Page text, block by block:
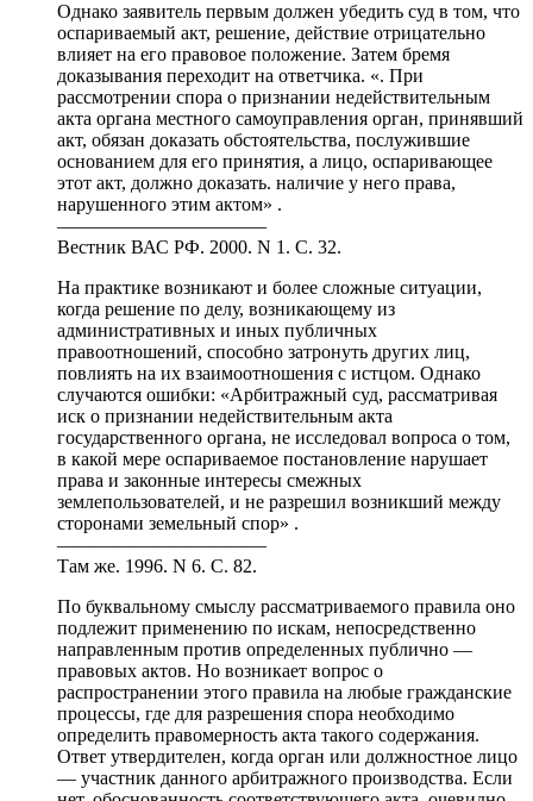
Однако заявитель первым должен убедить суд в том, что
оспариваемый акт, решение, действие отрицательно
влияет на его правовое положение. Затем бремя
доказывания переходит на ответчика. «. При
рассмотрении спора о признании недействительным
акта органа местного самоуправления орган, принявший
акт, обязан доказать обстоятельства, послужившие
основанием для его принятия, а лицо, оспаривающее
этот акт, должно доказать. наличие у него права,
нарушенного этим актом» .
———————————
Вестник ВАС РФ. 2000. N 1. С. 32.
На практике возникают и более сложные ситуации,
когда решение по делу, возникающему из
административных и иных публичных
правоотношений, способно затронуть других лиц,
повлиять на их взаимоотношения с истцом. Однако
случаются ошибки: «Арбитражный суд, рассматривая
иск о признании недействительным акта
государственного органа, не исследовал вопроса о том,
в какой мере оспариваемое постановление нарушает
права и законные интересы смежных
землепользователей, и не разрешил возникший между
сторонами земельный спор» .
———————————
Там же. 1996. N 6. С. 82.
По буквальному смыслу рассматриваемого правила оно
подлежит применению по искам, непосредственно
направленным против определенных публично —
правовых актов. Но возникает вопрос о
распространении этого правила на любые гражданские
процессы, где для разрешения спора необходимо
определить правомерность акта такого содержания.
Ответ утвердителен, когда орган или должностное лицо
— участник данного арбитражного производства. Если